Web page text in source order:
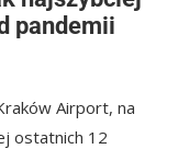
pandemii
Airport, na
ostatnich 12